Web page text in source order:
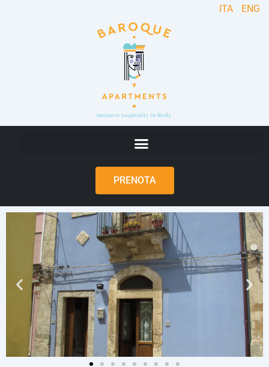
ITA ENG
PRENOTA